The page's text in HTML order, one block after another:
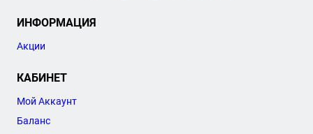
ИНФОРМАЦИЯ
Акции
КАБИНЕТ
Мой Аккаунт
Баланс